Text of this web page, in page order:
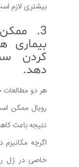
بیشتری لازم
3.
بیماری
کردن
دهد.
هر دو
رویال ممکن
نتیجه باعث
اگرچه
خاصی در ژل